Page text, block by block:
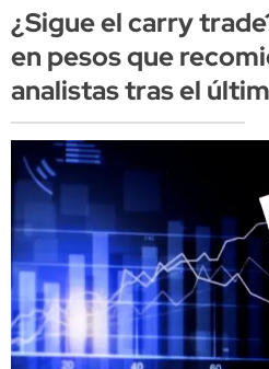
¿Sigue el carry
en pesos que
analistas tras el